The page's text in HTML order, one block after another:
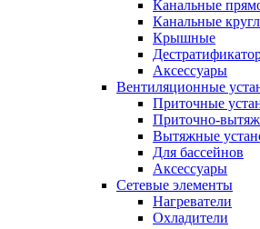
Канальные
Канальные
Крышные
Аксессуары
Вентиляционные
Приточные
Приточно-
Вытяжные
Для бассейнов
Аксессуары
Сетевые элементы
Нагреватели
Охладители